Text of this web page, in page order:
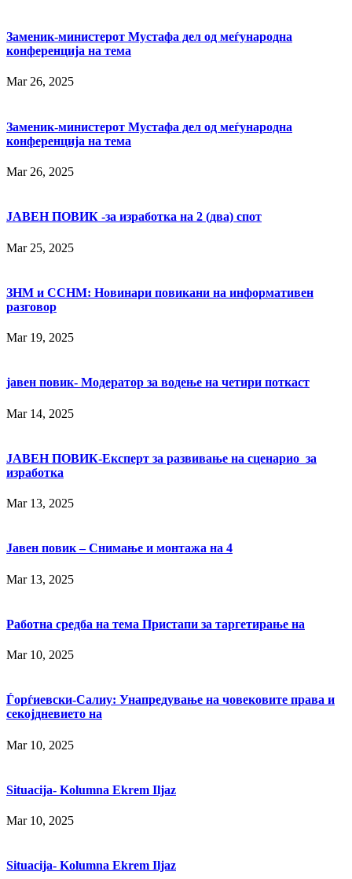
Заменик-министерот Мустафа дел од меѓународна
конференција на тема
Mar 26, 2025
Заменик-министерот Мустафа дел од меѓународна
конференција на тема
Mar 26, 2025
ЈАВЕН ПОВИК -за изработка на 2 (два) спот
Mar 25, 2025
ЗНМ и ССНМ: Новинари повикани на информативен
разговор
Mar 19, 2025
јавен повик- Модератор за водење на четири поткаст
Mar 14, 2025
ЈАВЕН ПОВИК-Експерт за развивање на сценарио за
изработка
Mar 13, 2025
Јавен повик – Снимање и монтажа на 4
Mar 13, 2025
Работна средба на тема Пристапи за таргетирање на
Mar 10, 2025
Ѓорѓиевски-Салиу: Унапредување на човековите права и
секојдневието на
Mar 10, 2025
Situacija- Kolumna Ekrem Iljaz
Mar 10, 2025
Situacija- Kolumna Ekrem Iljaz